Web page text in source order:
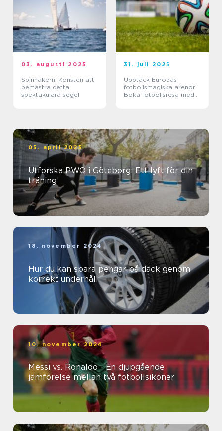
03. augusti 2025
Spinnakern: Konsten att
bemästra detta
spektakulära segel
31. juli 2025
Upptäck Europas
fotbollsmagiska arenor:
Boka fotbollsresa med
05. april 2025
Utforska PWO i Göteborg: Ett lyft för din
träning
18. november 2024
Hur du kan spara pengar på däck genom
korrekt underhåll
10. november 2024
Messi vs. Ronaldo - En djupgående
jämförelse mellan två fotbollsikoner